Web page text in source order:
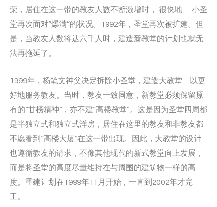
荣，居住在这一带的教友人数不断激增时， 很快地， 小圣
堂再次面对“爆满”的状况。1992年，圣堂再次被扩建。但
是，当教友人数将达六千人时，建造新教堂的计划也就无
法再拖延了。
1999年，杨笔文神父决定拆除小圣堂，建造大教堂，以更
好地服务教友。当时，教友一致同意，新教堂必须保留原
有的“甘榜精神”，亦不建“高楼教堂”。这是因为圣堂四周都
是半独立式和独立式洋房，居住在这里的教友和非教友都
不愿看到“高楼大厦”在这一带出现。因此，大教堂的设计
也遵循教友的请求，不像其他现代的新式教堂向上发展，
而是将圣堂的高度尽量维持在与周围的建筑物一样的高
度。重建计划在1999年11月开始，一直到2002年才完
工。